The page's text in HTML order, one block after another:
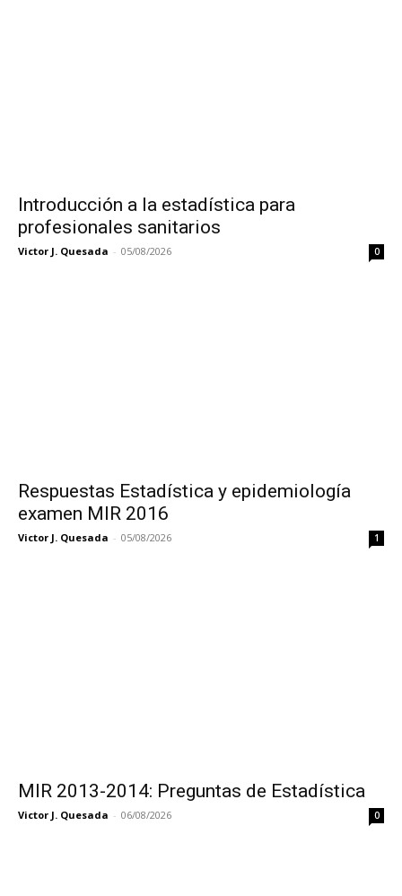
Introducción a la estadística para
profesionales sanitarios
Victor J. Quesada - 05/08/2026 0
Respuestas Estadística y epidemiología
examen MIR 2016
Victor J. Quesada - 05/08/2026 1
MIR 2013-2014: Preguntas de Estadística
Victor J. Quesada - 06/08/2026 0